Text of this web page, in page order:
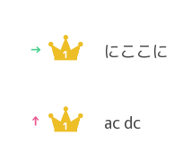
にここに
ac dc